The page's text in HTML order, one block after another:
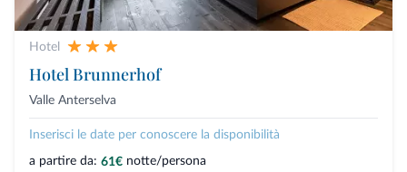
Hotel
Hotel Brunnerhof
Valle Anterselva
Inserisci le date per conoscere la disponibilità
a partire da: 61€ notte/persona